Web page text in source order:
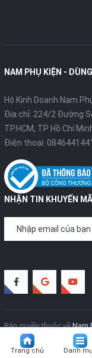
NAM PHỤ KIỆN -
Hộ Kinh Doanh Nam
Địa chỉ: 224/2 Đường
TP.HCM, TP Hồ Chí
Điện thoại: 0846441441
NHẬN TIN KHUYẾN MÃI
Bản quyền thuộc vềNam
Trang chủ Danh